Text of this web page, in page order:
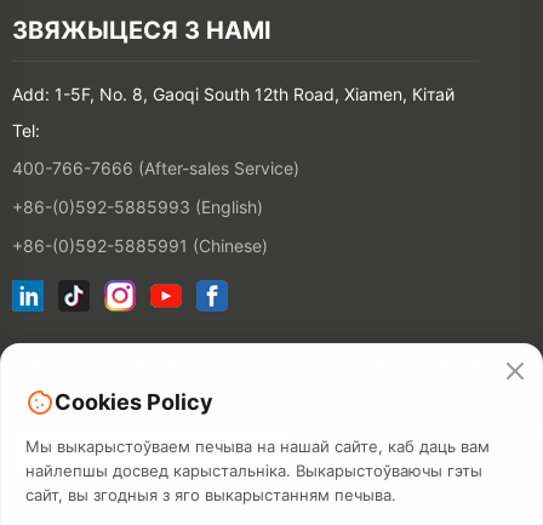
ЗВЯЖЫЦЕСЯ З НАМІ
Add: 1-5F, No. 8, Gaoqi South 12th Road, Xiamen, Кітай
Tel:
400-766-7666 (After-sales Service)
+86-(0)592-5885993 (English)
+86-(0)592-5885991 (Chinese)
Cookies Policy
Мы выкарыстоўваем печыва на нашай сайте, каб даць вам
найлепшы досвед карыстальніка. Выкарыстоўваючы гэты
сайт, вы згодныя з яго выкарыстанням печыва.